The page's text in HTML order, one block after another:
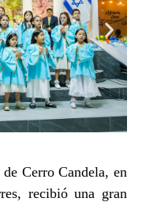
Cerro Candela, en
recibió una gran